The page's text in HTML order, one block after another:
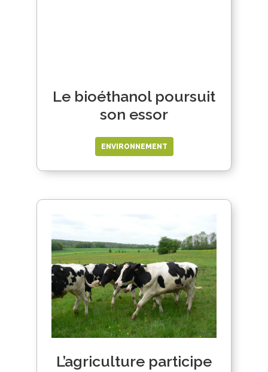
Le bioéthanol poursuit
son essor
ENVIRONNEMENT
L’agriculture participe